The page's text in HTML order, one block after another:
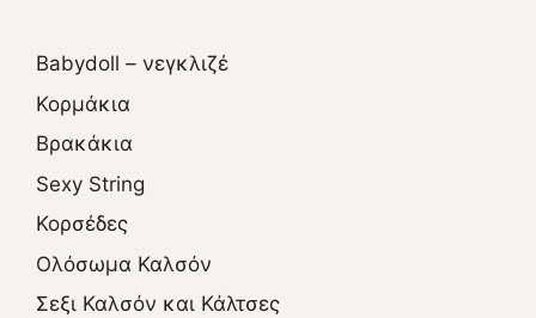
Babydoll – νεγκλιζέ
Κορμάκια
Βρακάκια
Sexy String
Κορσέδες
Ολόσωμα Καλσόν
Σεξι Καλσόν και Κάλτσες